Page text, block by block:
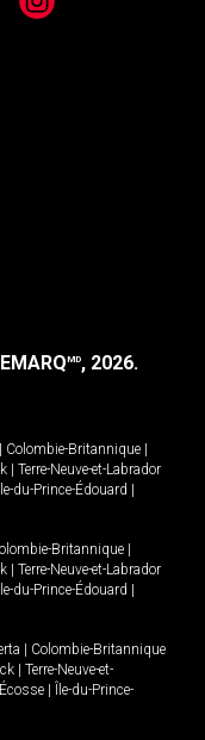
Instagram
MD, 2026.
Colombie-Britannique
Terre-Neuve-et-Labrador
Île-du-Prince-Édouard
Britannique
Terre-Neuve-et-Labrador
Île-du-Prince-Édouard
Colombie-Britannique
Terre-Neuve-et-
Île-du-Prince-